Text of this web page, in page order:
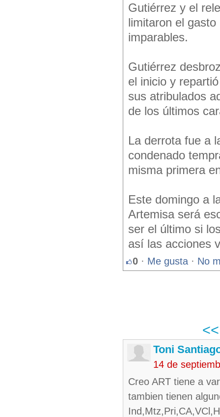
Gutiérrez y el
limitaron el
imparables.
Gutiérrez
el inicio y
sus atribulados
de los últimos
La derrota fue a
condenado
misma primera
Este domingo a
Artemisa será
ser el último si
así las acciones
0 · Me gusta · No
Toni
14 de
Creo ART tiene a
tambien tienen